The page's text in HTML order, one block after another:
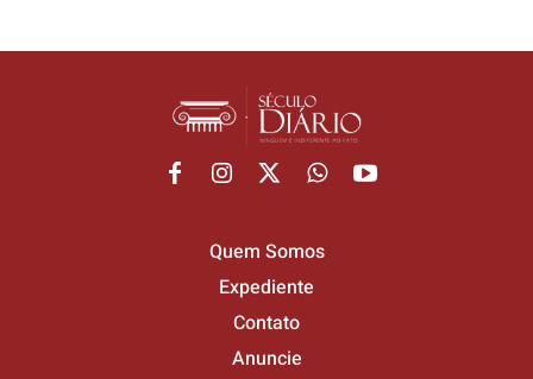
Quem Somos
Expediente
Contato
Anuncie